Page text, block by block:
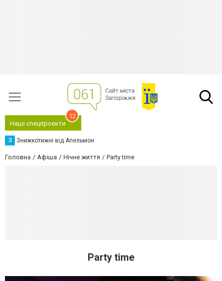
Наші спецпроєкти
12
З Знижкотижні від Апельмон
Головна Афіша Нічне життя Party time
Party time